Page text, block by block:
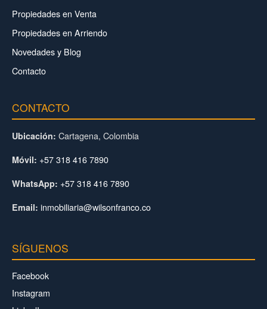
Propiedades en Venta
Propiedades en Arriendo
Novedades y Blog
Contacto
CONTACTO
Ubicación: Cartagena, Colombia
Móvil: +57 318 416 7890
WhatsApp: +57 318 416 7890
Email: inmobiliaria@wilsonfranco.co
SÍGUENOS
Facebook
Instagram